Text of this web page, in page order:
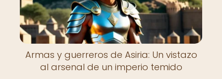
Armas y guerreros de Asiria: Un vistazo
al arsenal de un imperio temido